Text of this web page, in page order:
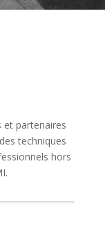
et partenaires
techniques
hors